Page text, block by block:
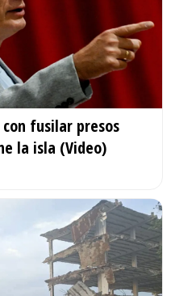
fusilar presos
la isla (Video)